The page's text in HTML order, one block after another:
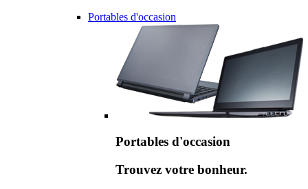
Portables d'occasion
Portables d'occasion
Trouvez votre bonheur.